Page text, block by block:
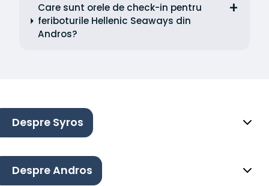
Care sunt orele de check-in pentru
feriboturile Hellenic Seaways din
Andros?
Despre Syros
Despre Andros